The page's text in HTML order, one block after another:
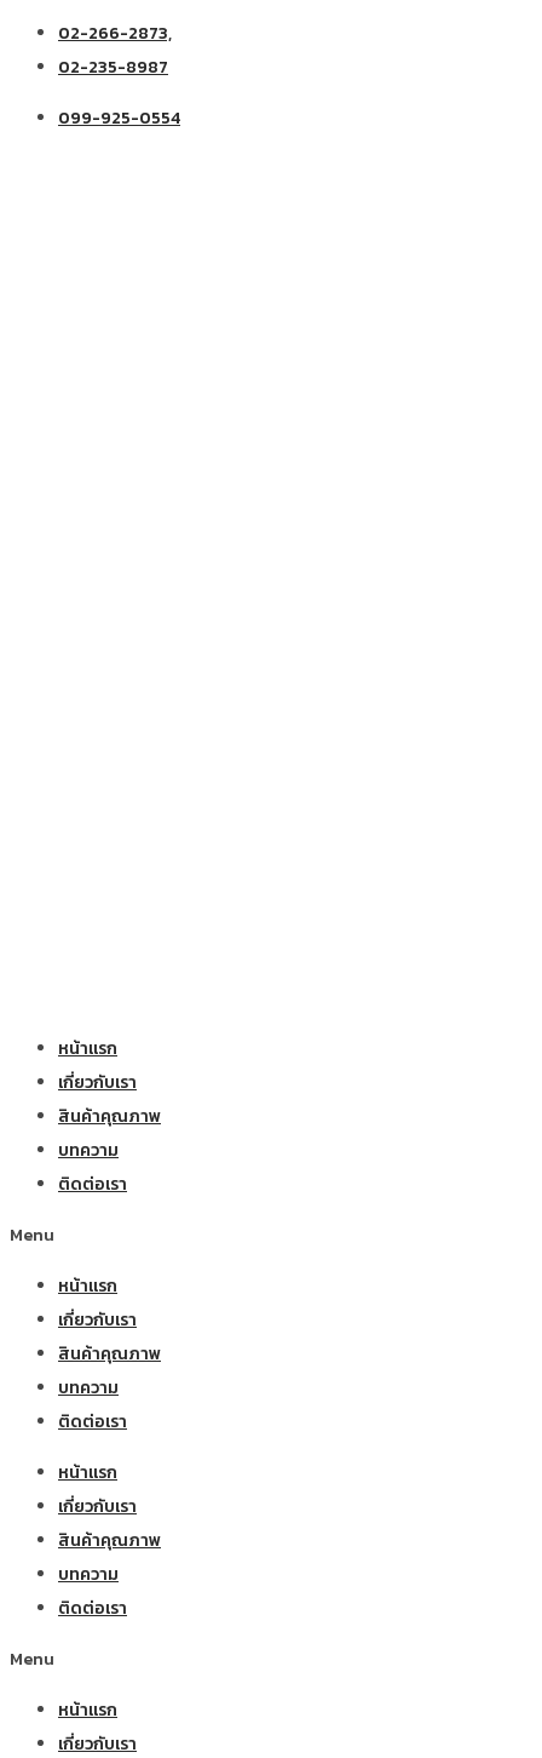
02-266-2873,
02-235-8987
099-925-0554
หน้าแรก
เกี่ยวกับเรา
สินค้าคุณภาพ
บทความ
ติดต่อเรา
Menu
หน้าแรก
เกี่ยวกับเรา
สินค้าคุณภาพ
บทความ
ติดต่อเรา
หน้าแรก
เกี่ยวกับเรา
สินค้าคุณภาพ
บทความ
ติดต่อเรา
Menu
หน้าแรก
เกี่ยวกับเรา